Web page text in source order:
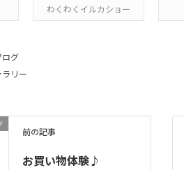
わくわくイルカショー
ログ
ラリー
前の記事
お買い物体験♪